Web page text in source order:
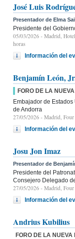
José Luis
Presentador de Elma
Presidente del
05/03/2026 - Madrid,
horas
Información del
Benjamín León,
FORO DE LA
Embajador de
de Andorra
27/05/2026 - Madrid, Four
Información del
Josu Jon Imaz
Presentador de
Presidente del
Consejero Delegado
27/05/2026 - Madrid, Four
Información del
Andrius Kubilius
FORO DE LA